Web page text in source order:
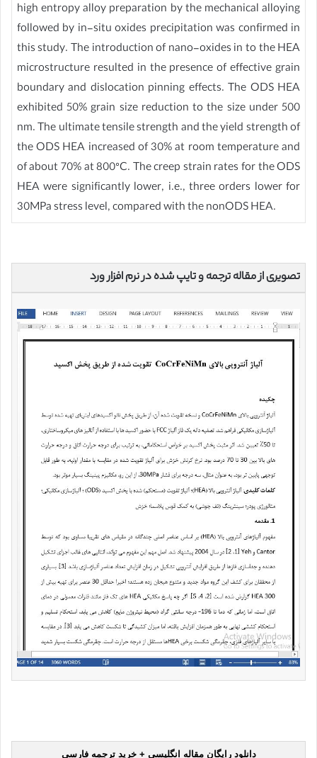
high entropy alloy preparation by the mechanical alloying
followed by in-situ oxides precipitation was confirmed in
this study. The introduction of nano-oxides in to the HEA
microstructure resulted in the presence of effective grain
boundary and dislocation pinning effects. The ODS HEA
exhibited 50% grain size reduction to the size under 500
nm. The ultimate tensile strength and the yield strength of
the ODS HEA increased of 30% at room temperature and
of about 70% at 800°C. The creep strain rates for the ODS
HEA were significantly lower, i.e., three orders lower for
30MPa stress level, compared with the nonODS HEA.
تصویری از مقاله ترجمه و تایپ شده در نرم افزار ورد
دانلود رایگان مقاله انگلیسی + خرید ترجمه فارسی